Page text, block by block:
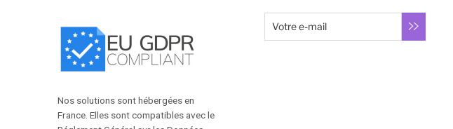
Nos solutions sont hébergées en
France. Elles sont compatibles avec le